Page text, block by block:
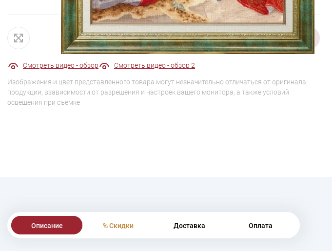
1/6
Смотреть видео - обзор Смотреть видео - обзор 2
Изображения и цвет представленного товара могут незначительно отличаться от оригинала
продукции, взависимости от разрешения и настроек вашего монитора, а также условий
освещения при съемке
Описание % Скидки Доставка Оплата